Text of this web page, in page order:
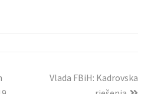
Vlada FBiH: Kadrovska